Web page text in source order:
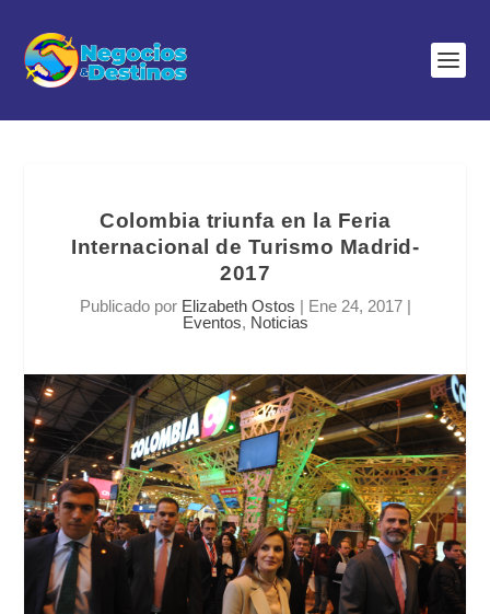
Colombia triunfa en la Feria
Internacional de Turismo Madrid-
2017
Publicado por Elizabeth Ostos | Ene 24, 2017|
Eventos, Noticias